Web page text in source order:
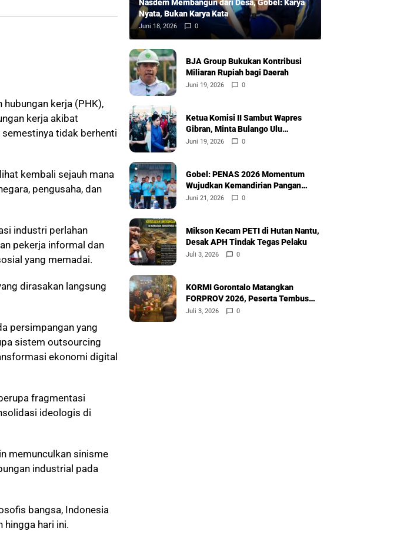
kerja (PHK),
kerja akibat
tidak berhenti
kembali sejauh mana
pengusaha, dan
industri perlahan
pekerja informal dan
yang memadai.
dirasakan langsung
persimpangan yang
sistem outsourcing
ekonomi digital
fragmentasi
ideologis di
memunculkan sinisme
industrial pada
bangsa, Indonesia
hingga hari ini.
Nasdem Membangun dari Desa, Gobel: Karya
Nyata, Bukan Karya Kata
Juni 18, 2026 0
BJA Group Bukukan Kontribusi
Miliaran Rupiah bagi Daerah
Juni 19, 2026 0
Ketua Komisi II Sambut Wapres
Gibran, Minta Bulango Ulu
Diprioritaskan
Juni 19, 2026 0
Gobel: PENAS 2026 Momentum
Wujudkan Kemandirian Pangan
Nasional
Juni 21, 2026 0
Mikson Kecam PETI di Hutan Nantu,
Desak APH Tindak Tegas Pelaku
Juli 3, 2026 0
KORMI Gorontalo Matangkan
FORPROV 2026, Peserta Tembus
600
Juli 3, 2026 0